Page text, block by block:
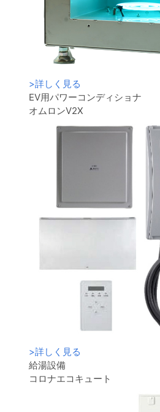
>詳しく見る
EV用パワーコンディショナ
オムロンV2X
>詳しく見る
給湯設備
コロナエコキュート